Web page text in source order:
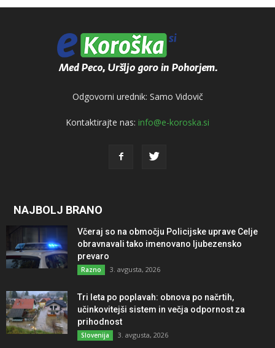
Odgovorni urednik: Samo Vidovič
Kontaktirajte nas: info@e-koroska.si
NAJBOLJ BRANO
Včeraj so na območju Policijske uprave Celje
obravnavali tako imenovano ljubezensko
prevaro
Razno 3. avgusta, 2026
Tri leta po poplavah: obnova po načrtih,
učinkovitejši sistem in večja odpornost za
prihodnost
Slovenija 3. avgusta, 2026